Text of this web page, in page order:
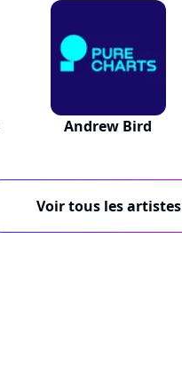
Andrew Bird
Voir tous les artistes